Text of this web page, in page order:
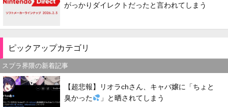
がっかりダイレクトだったと言われてしまう
ピックアップカテゴリ
スプラ界隈の新着記事
【超悲報】リオラchさん、キャバ嬢に「ちょと
臭かった
」と晒されてしまう